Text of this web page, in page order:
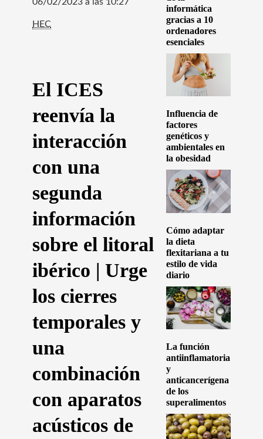
HEC
El ICES
reenvía la
interacción
con una
segunda
información
sobre el litoral
ibérico | Urge
los cierres
temporales y
una
combinación
con aparatos
acústicos de
informática
gracias a 10
ordenadores
esenciales
Influencia de
factores
genéticos y
ambientales en
la obesidad
Cómo adaptar
la dieta
flexitariana a tu
estilo de vida
diario
La función
antiinflamatoria
y
anticancerígena
de los
superalimentos